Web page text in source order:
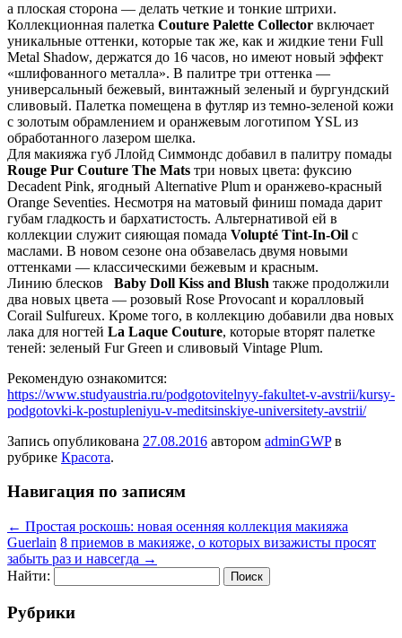
а плоская сторона — делать четкие и тонкие штрихи.
Коллекционная палетка Couture Palette Collector включает
уникальные оттенки, которые так же, как и жидкие тени Full
Metal Shadow, держатся до 16 часов, но имеют новый эффект
«шлифованного металла». В палитре три оттенка —
универсальный бежевый, винтажный зеленый и бургундский
сливовый. Палетка помещена в футляр из темно-зеленой кожи
с золотым обрамлением и оранжевым логотипом YSL из
обработанного лазером шелка.
Для макияжа губ Ллойд Симмондс добавил в палитру помады
Rouge Pur Couture The Mats три новых цвета: фуксию
Decadent Pink, ягодный Alternative Plum и оранжево-красный
Orange Seventies. Несмотря на матовый финиш помада дарит
губам гладкость и бархатистость. Альтернативой ей в
коллекции служит сияющая помада Volupté Tint-In-Oil с
маслами. В новом сезоне она обзавелась двумя новыми
оттенками — классическими бежевым и красным.
Линию блесков Baby Doll Kiss and Blush также продолжили
два новых цвета — розовый Rose Provocant и коралловый
Corail Sulfureux. Кроме того, в коллекцию добавили два новых
лака для ногтей La Laque Couture, которые вторят палетке
теней: зеленый Fur Green и сливовый Vintage Plum.
Рекомендую ознакомится:
https://www.studyaustria.ru/podgotovitelnyy-fakultet-v-avstrii/kursy-
podgotovki-k-postupleniyu-v-meditsinskiye-universitety-avstrii/
Запись опубликована 27.08.2016 автором adminGWPв
рубрике Красота.
Навигация по записям
← Простая роскошь: новая осенняя коллекция макияжа
Guerlain 8 приемов в макияже, о которых визажисты просят
забыть раз и навсегда →
Найти:
Рубрики